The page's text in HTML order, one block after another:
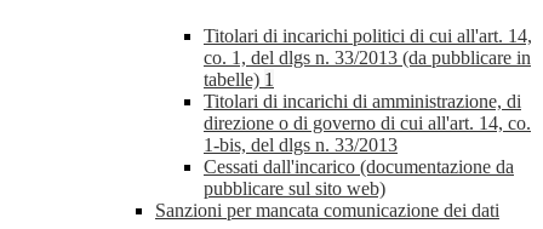
Titolari di incarichi politici di cui all'art. 14,
co. 1, del dlgs n. 33/2013 (da pubblicare in
tabelle) 1
Titolari di incarichi di amministrazione, di
direzione o di governo di cui all'art. 14, co.
1-bis, del dlgs n. 33/2013
Cessati dall'incarico (documentazione da
pubblicare sul sito web)
Sanzioni per mancata comunicazione dei dati